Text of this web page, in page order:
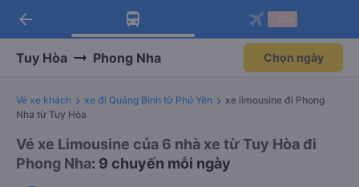
Tải app Vexere ngay!
Nhận ưu đãi thành viên độc
Mở app
Tải app Vexere
-30k/ghế khi đặt vé máy bay qua
Mở app
arrow_back
Tuy Hòa Phong Nha Chọn ngày
Vé xe khách xe đi Quảng Bình từ Phú Yên
xe limousine đi Phong
Nha từ Tuy Hòa
Vé xe Limousine của 6 nhà xe từ Tuy Hòa đi
Phong Nha: 9 chuyến mỗi ngày